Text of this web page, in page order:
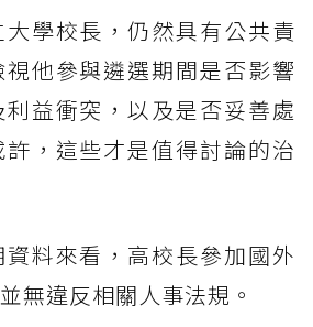
學校長，仍然具有公共責
他參與遴選期間是否影響
益衝突，以及是否妥善處
，這些才是值得討論的治
料來看，高校長參加國外
無違反相關人事法規。